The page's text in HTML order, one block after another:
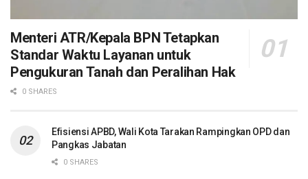
Menteri ATR/Kepala BPN Tetapkan
Standar Waktu Layanan untuk
Pengukuran Tanah dan Peralihan Hak
0 SHARES
Efisiensi APBD, Wali Kota Tarakan Rampingkan OPD dan
Pangkas Jabatan
0 SHARES